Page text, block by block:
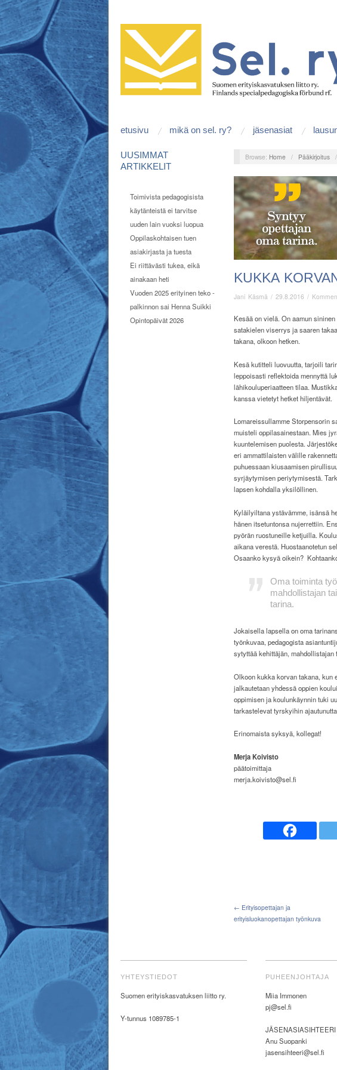
etusivu mikä on sel. ry? jäsenasiat
UUSIMMAT
ARTIKKELIT
Toimivista pedagogisista
käytänteistä ei tarvitse
uuden lain vuoksi luopua
Oppilaskohtaisen tuen
asiakirjasta ja tuesta
Ei riittävästi tukea, eikä
ainakaan heti
Vuoden 2025 erityinen teko -
palkinnon sai Henna Suikki
Opintopäivät 2026
Browse: Home / Pääkirjoitus /
KUKKA
Jani Käsmä / 29.8.2016 /
Kesää on vielä. On aamun
satakielen viserrys ja saaren
takana, olkoon hetken.
Kesä kutitteli luovuutta, tarjoili
leppoisasti reflektoida mennyttä
lähikouluperiaatteen tilaa.
kanssa vietetyt hetket hiljentävät.
Lomareissullamme Storpensorin
muisteli oppilasainestaan. Mies
kuuntelemisen puolesta.
eri ammattilaisten välille
puhuessaan kiusaamisen
syrjäytymisen periytymisestä.
lapsen kohdalla yksilöllinen.
Kyläilyiltana ystävämme, isänsä
hänen itsetuntonsa nujerrettiin.
pyörän ruostuneille ketjuilla.
aikana verestä. Huostaanotetun
Osaanko kysyä oikein?
Oma toiminta
mahdollistajan
tarina.
Jokaisella lapsella on oma
työnkuvaa, pedagogista
sytyttää kehittäjän,
Olkoon kukka korvan takana, kun
jalkautetaan yhdessä oppien
oppimisen ja koulunkäynnin tuki
tarkastelevat tyrskyihin
Erinomaista syksyä, kollegat!
Merja Koivisto
päätoimittaja
merja.koivisto@sel.fi
← Erityisopettajan ja
erityisluokanopettajan työnkuva
YHTEYSTIEDOT
Suomen erityiskasvatuksen liitto ry.
Y-tunnus 1089785-1
PUHEENJOHTAJA
Miia Immonen
pj@sel.fi
JÄSENASIASIHTEERI
Anu Suopanki
jasensihteeri@sel.fi